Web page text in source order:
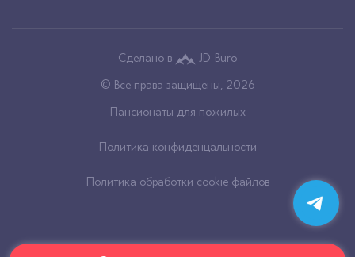
Сделано в
JD-Buro
© Все права защищены, 2026
Пансионаты для пожилых
Политика конфиденцальности
Политика обработки cookie файлов